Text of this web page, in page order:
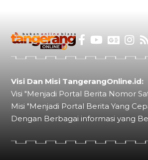
Visi Dan Misi TangerangOnline.id:
Visi "Menjadi Portal Berita Nomor
Misi "Menjadi Portal Berita Yang
Dengan Berbagai informasi yang